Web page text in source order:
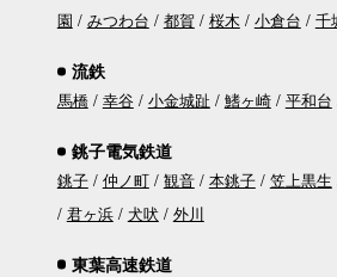
園
みつわ台 都賀 桜木 小倉台 千
流鉄
馬橋 幸谷 小金城趾 鰭ヶ崎 平和台
銚子電気鉄道
銚子 仲ノ町 観音 本銚子 笠上黒生
君ヶ浜
犬吠 外川
東葉高速鉄道